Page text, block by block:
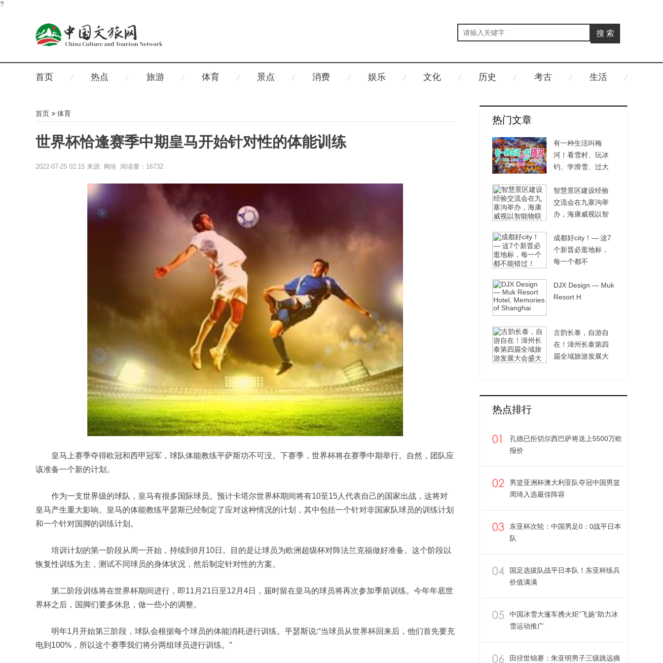
?
首页 热点 旅游 体育 景点 消费 娱乐 文化 历史 考古 生活
首页 > 体育
世界杯恰逢赛季中期皇马开始针对性的体能训练
2022-07-25 02:15 来源: 网络 阅读量：16732
皇马上赛季夺得欧冠和西甲冠军，球队体能教练平萨斯功不可没。下赛季，世界杯将在赛季中期举行。自然，团队应
该准备一个新的计划。
作为一支世界级的球队，皇马有很多国际球员。预计卡塔尔世界杯期间将有10至15人代表自己的国家出战，这将对
皇马产生重大影响。皇马的体能教练平瑟斯已经制定了应对这种情况的计划，其中包括一个针对非国家队球员的训练计划
和一个针对国脚的训练计划。
培训计划的第一阶段从周一开始，持续到8月10日。目的是让球员为欧洲超级杯对阵法兰克福做好准备。这个阶段以
恢复性训练为主，测试不同球员的身体状况，然后制定针对性的方案。
第二阶段训练将在世界杯期间进行，即11月21日至12月4日，届时留在皇马的球员将再次参加季前训练。今年年底世
界杯之后，国脚们要多休息，做一些小的调整。
明年1月开始第三阶段，球队会根据每个球员的体能消耗进行训练。平瑟斯说:“当球员从世界杯回来后，他们首先要充
电到100%，所以这个赛季我们将分两组球员进行训练。”
热门文章
有一种生活叫梅
河！看雪村、玩冰
钓、学滑雪、过大
智慧景区建设经验
交流会在九寨沟举
办，海康威视以智
成都好city！— 这7
个新晋必逛地标，
每一个都不
DJX Design — Muk
Resort H
古韵长泰，自游自
在！漳州长泰第四
届全域旅游发展大
热点排行
孔德已拒切尔西巴萨将送上5500万欧
报价
男篮亚洲杯澳大利亚队夺冠中国男篮
周琦入选最佳阵容
东亚杯次轮：中国男足0：0战平日本
队
国足选拔队战平日本队！东亚杯练兵
价值满满
中国冰雪大篷车携火炬“飞扬”助力冰
雪运动推广
田径世锦赛：朱亚明男子三级跳远摘